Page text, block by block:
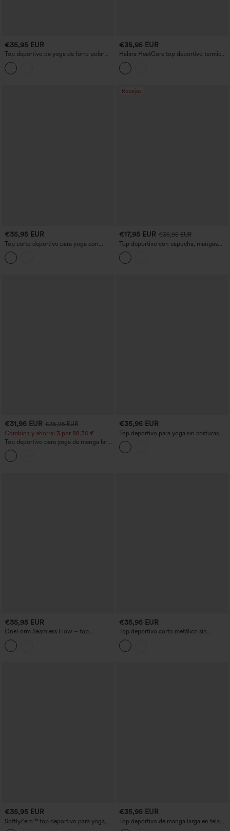
€35,95 EUR
Top deportivo de yoga de forro polar
con cuello alto, media cremallera,
manga larga y aberturas para el pulgar
€35,95 EUR
Halara HeatCore top deportivo térmico
para yoga con capucha, manga larga y
abertura para el pulgar
€35,95 EUR
Top corto deportivo para yoga con
escote cuadrado, manga larga y
aberturas para los pulgares
Rebajas
€17,95 EUR €35,95 EUR
Top deportivo con capucha, mangas
largas, ojal para el pulgar, abertura con
cordones y diseño de rayas
€31,95 EUR €35,95 EUR
Combina y ahorra: 3 por 88,30 €
Top deportivo para yoga de manga larga
con abertura, orificio para el pulgar y
encaje fruncido
€35,95 EUR
Top deportivo para yoga sin costuras
con media cremallera, mangas largas y
abertura para el pulgar
€35,95 EUR
OneForm Seamless Flow – top
deportivo de yoga con cuello redondo,
mangas raglán largas y aberturas para
los pulgares
€35,95 EUR
Top deportivo corto metálico sin
costuras de corte fluido, cuello redondo,
mangas largas con aberturas para el
pulgar
€35,95 EUR
SoftlyZero™ top deportivo para yoga,
ligero y transpirable, de manga larga
€35,95 EUR
Top deportivo de manga larga en tela
Cloudful™ con agujeros para el pulgar